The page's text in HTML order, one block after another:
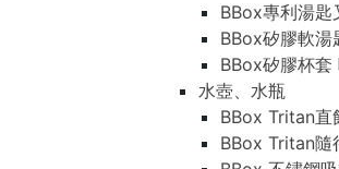
BBox專利湯匙
BBox矽膠軟湯
BBox矽膠杯套
水壺、水瓶
BBox Tritan
BBox Tritan